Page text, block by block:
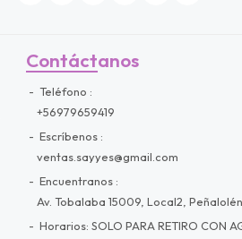
Contáctanos
Teléfono
+56979659419
Escríbenos
ventas.sayyes@gmail.com
Encuentranos
Av. Tobalaba 15009, Local2,
Horarios: SOLO PARA RETIRO CON